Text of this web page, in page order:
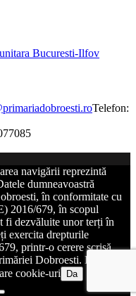
Bucuresti-Ilfov
Telefon:
navigării reprezintă
dumneavoastră
în conformitate cu
2016/679, în scopul
fi dezvăluite unor terți în
exercita drepturile
printr-o cerere scrisă,
Dobroesti. DETALII
cookie-uri
Da